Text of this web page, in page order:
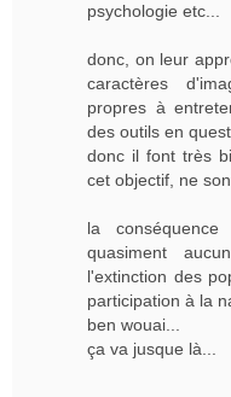
psychologie etc...
donc, on leur
caractères
propres à
des outils en
donc il font très
cet objectif, ne
la
quasiment
l'extinction des
participation à la
ben wouai...
ça va jusque là...